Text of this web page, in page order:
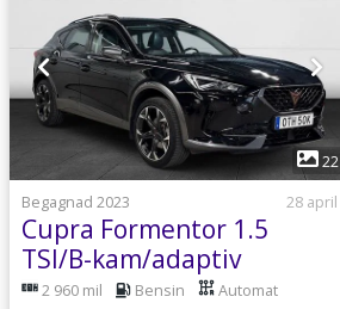
1
22
Begagnad 2023
28 april
Cupra Formentor 1.5
TSI/B-kam/adaptiv
fart/Full link/El-drag/19"
2 960 mil Bensin Automat